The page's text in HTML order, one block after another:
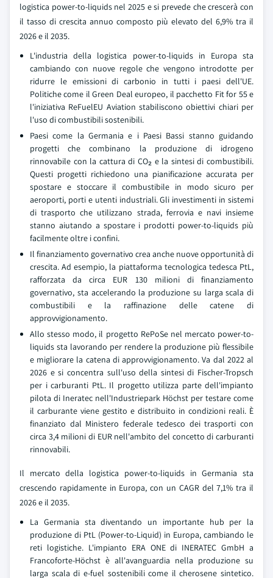
logistica power-to-liquids nel 2025 e si prevede che crescerà con
il tasso di crescita annuo composto più elevato del 6,9% tra il
2026 e il 2035.
L'industria della logistica power-to-liquids in Europa sta
cambiando con nuove regole che vengono introdotte per
ridurre le emissioni di carbonio in tutti i paesi dell'UE.
Politiche come il Green Deal europeo, il pacchetto Fit for 55 e
l'iniziativa ReFuelEU Aviation stabiliscono obiettivi chiari per
l'uso di combustibili sostenibili.
Paesi come la Germania e i Paesi Bassi stanno guidando
progetti che combinano la produzione di idrogeno
rinnovabile con la cattura di CO₂ e la sintesi di combustibili.
Questi progetti richiedono una pianificazione accurata per
spostare e stoccare il combustibile in modo sicuro per
aeroporti, porti e utenti industriali. Gli investimenti in sistemi
di trasporto che utilizzano strada, ferrovia e navi insieme
stanno aiutando a spostare i prodotti power-to-liquids più
facilmente oltre i confini.
Il finanziamento governativo crea anche nuove opportunità di
crescita. Ad esempio, la piattaforma tecnologica tedesca PtL,
rafforzata da circa EUR 130 milioni di finanziamento
governativo, sta accelerando la produzione su larga scala di
combustibili e la raffinazione delle catene di
approvvigionamento.
Allo stesso modo, il progetto RePoSe nel mercato power-to-
liquids sta lavorando per rendere la produzione più flessibile
e migliorare la catena di approvvigionamento. Va dal 2022 al
2026 e si concentra sull'uso della sintesi di Fischer-Tropsch
per i carburanti PtL. Il progetto utilizza parte dell'impianto
pilota di Ineratec nell'Industriepark Höchst per testare come
il carburante viene gestito e distribuito in condizioni reali. È
finanziato dal Ministero federale tedesco dei trasporti con
circa 3,4 milioni di EUR nell'ambito del concetto di carburanti
rinnovabili.
Il mercato della logistica power-to-liquids in Germania sta
crescendo rapidamente in Europa, con un CAGR del 7,1% tra il
2026 e il 2035.
La Germania sta diventando un importante hub per la
produzione di PtL (Power-to-Liquid) in Europa, cambiando le
reti logistiche. L'impianto ERA ONE di INERATEC GmbH a
Francoforte-Höchst è all'avanguardia nella produzione su
larga scala di e-fuel sostenibili come il cherosene sintetico.